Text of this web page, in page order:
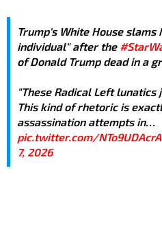
Trump's White House
individual" after the
of Donald Trump dead in a
"These Radical Left lunatics
This kind of rhetoric is
assassination attempts in…
pic.twitter.com/NTo9UDAcrA
7, 2026